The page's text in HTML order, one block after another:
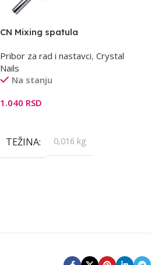
CN Mixing spatula
Pribor za rad i nastavci,Crystal
Nails
Na stanju
1.040 RSD
TEŽINA 0,016 kg